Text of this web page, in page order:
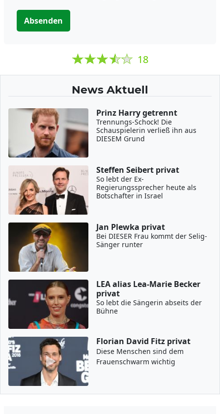
Absenden
18
News Aktuell
Prinz Harry getrennt
Trennungs-Schock! Die
Schauspielerin verließ ihn aus
DIESEM Grund
Steffen Seibert privat
So lebt der Ex-
Regierungssprecher heute als
Botschafter in Israel
Jan Plewka privat
Bei DIESER Frau kommt der Selig-
Sänger runter
LEA alias Lea-Marie Becker
privat
So lebt die Sängerin abseits der
Bühne
Florian David Fitz privat
Diese Menschen sind dem
Frauenschwarm wichtig